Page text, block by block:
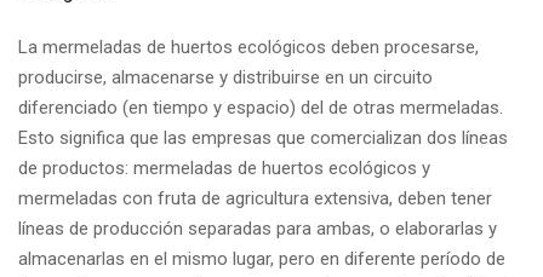
La mermeladas de huertos ecológicos deben procesarse,
producirse, almacenarse y distribuirse en un circuito
diferenciado (en tiempo y espacio) del de otras mermeladas.
Esto significa que las empresas que comercializan dos líneas
de productos: mermeladas de huertos ecológicos y
mermeladas con fruta de agricultura extensiva, deben tener
líneas de producción separadas para ambas, o elaborarlas y
almacenarlas en el mismo lugar, pero en diferente período de